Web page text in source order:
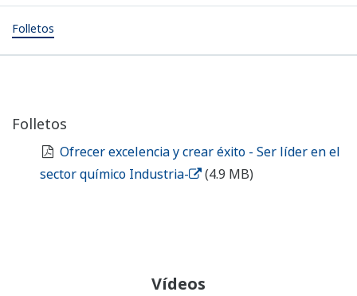
Folletos
Folletos
Ofrecer excelencia y crear éxito - Ser líder en el
sector químico Industria-
(4.9 MB)
Vídeos